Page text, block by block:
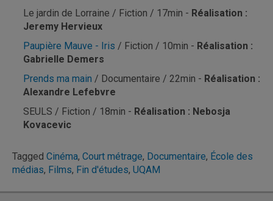
Le jardin de Lorraine / Fiction / 17min - Réalisation :
Jeremy Hervieux
Paupière Mauve - Iris / Fiction / 10min - Réalisation :
Gabrielle Demers
Prends ma main / Documentaire / 22min - Réalisation :
Alexandre Lefebvre
SEULS / Fiction / 18min - Réalisation : Nebosja
Kovacevic
Tagged Cinéma, Court métrage, Documentaire, École des
médias, Films, Fin d'études, UQAM